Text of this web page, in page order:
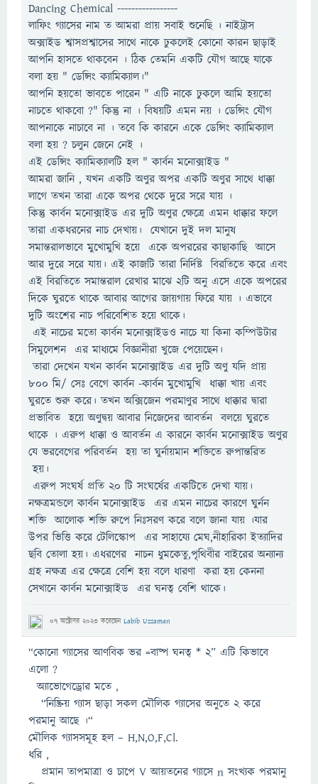
Dancing Chemical -----------------
লাফিং গ্যাসের নাম ত আমরা প্রায় সবাই শুনেছি । নাইট্রাস
অক্সাইড শ্বাসপ্রশ্বাসের সাথে নাকে ঢুকলেই কোনো কারন ছাড়াই
আপনি হাসতে থাকবেন । ঠিক তেমনি একটি যৌগ আছে যাকে
বলা হয় " ডেন্সিং ক্যামিক্যাল।"
আপনি হয়তো ভাবতে পারেন " এটি নাকে ঢুকলে আমি হয়তো
নাচতে থাকবো ?" কিন্তু না । বিষয়টি এমন নয় । ডেন্সিং যৌগ
আপনাকে নাচাবে না । তবে কি কারনে একে ডেন্সিং ক্যামিক্যাল
বলা হয় ? চলুন জেনে নেই ।
এই ডেন্সিং ক্যামিক্যালটি হল " কার্বন মনোক্সাইড "
আমরা জানি , যখন একটি অণুর অপর একটি অণুর সাথে ধাক্কা
লাগে তখন তারা একে অপর থেকে দুরে সরে যায় ।
কিন্তু কার্বন মনোক্সাইড এর দুটি অণুর ক্ষেত্রে এমন ধাক্কার ফলে
তারা একধরনের নাচ দেখায়। যেখানে দুই দল মানুষ
সমান্তরালভাবে মুখোমুখি হয়ে একে অপররের কাছাকাছি আসে
আর দুরে সরে যায়। এই কাজটি তারা নির্দিষ্ট বিরতিতে করে এবং
এই বিরতিতে সমান্তরাল রেখার মাঝে ২টি অনু এসে একে অপরের
দিকে ঘুরতে থাকে আবার আগের জায়গায় ফিরে যায় । এভাবে
দুটি অংশের নাচ পরিবেশিত হয়ে থাকে।
এই নাচের মতো কার্বন মনোক্সাইডও নাচে যা কিনা কম্পিউটার
সিমুলেশন এর মাধ্যমে বিজ্ঞানীরা খুজে পেয়েছেন।
তারা দেখেন যখন কার্বন মনোক্সাইড এর দুটি অণু যদি প্রায়
৮০০ মি/ সেঃ বেগে কার্বন -কার্বন মুখোমুখি ধাক্কা খায় এবং
ঘুরতে শুরু করে। তখন অক্সিজেন পরমাণুর সাথে ধাক্কার দ্বারা
প্রভাবিত হয়ে অণুদ্বয় আবার নিজেদের আবর্তন বলয়ে ঘুরতে
থাকে । এরুপ ধাক্কা ও আবর্তন এ কারনে কার্বন মনোক্সাইড অণুর
যে ভরবেগের পরিবর্তন হয় তা ঘুর্নায়মান শক্তিতে রুপান্তরিত
হয়।
এরুপ সংঘর্ষ প্রতি ২০ টি সংঘর্ষের একটিতে দেখা যায়।
নক্ষত্রমন্ডলে কার্বন মনোক্সাইড এর এমন নাচের কারণে ঘুর্নন
শক্তি আলোক শক্তি রুপে নিঃসরণ করে বলে জানা যায় ।যার
উপর ভিত্তি করে টেলিস্কোপ এর সাহায্যে মেঘ,নীহারিকা ইত্যাদির
ছবি তোলা হয়। এধরণের নাচন ধুমকেতু,পৃথিবীর বাইরের অন্যান্য
গ্রহ নক্ষত্র এর ক্ষেত্রে বেশি হয় বলে ধারণা করা হয় কেননা
সেখানে কার্বন মনোক্সাইড এর ঘনত্ব বেশি থাকে।
07 অক্টোবর 2023 করেছেন Labib Uzzaman
“কোনো গ্যাসের আণবিক ভর =বাষ্প ঘনত্ব * 2” এটি কিভাবে
এলো ?
অ্যাভোগেড্রোর মতে ,
“নিষ্ক্রিয় গ্যাস ছাড়া সকল মৌলিক গ্যাসের অনুতে ২ করে
পরমানু আছে ।“
মৌলিক গ্যাসসমূহ হল – H,N,O,F,Cl.
ধরি ,
প্রমান তাপমাত্রা ও চাপে V আয়তনের গ্যাসে n সংখ্যক পরমানু